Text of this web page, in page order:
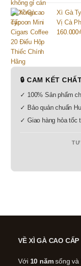
Xì Gà
Vị Cà
160.000₫
🔒 CAM KẾT
✓ 100% Sản phẩm
✓ Bảo quản chuẩn
✓ Giao hàng hỏa tốc
TƯ
VỀ XÌ GÀ CAO CẤP
Với 10 nămsống và